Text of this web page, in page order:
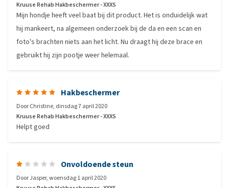
Kruuse Rehab Hakbeschermer - XXXS
Mijn hondje heeft veel baat bij dit product. Het is onduidelijk wat
hij mankeert, na algemeen onderzoek bij de da en een scan en
foto's brachten niets aan het licht. Nu draagt hij deze brace en
gebruikt hij zijn pootje weer helemaal.
Hakbeschermer
DoorChristine, dinsdag 7 april 2020
Kruuse Rehab Hakbeschermer - XXXS
Helpt goed
Onvoldoende steun
DoorJasper,woensdag 1 april 2020